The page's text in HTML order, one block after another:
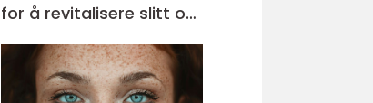
for å revitalisere slitt og
krusete hår